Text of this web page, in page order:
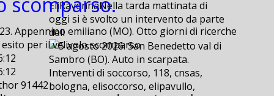
EliRavennaNella tarda mattinata di
oggi si è svolto un intervento da parte
dell
Interventi di soccorso, 118, cnsas,
bologna, elisoccorso, elipavullo,
Appennino emiliano (MO). Otto giorni di ricerche
per il velivolo scomparso
91442